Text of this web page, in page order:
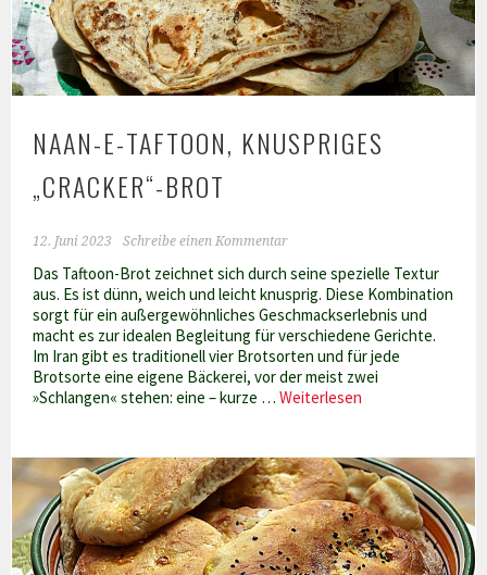
NAAN-E-TAFTOON, KNUSPRIGES
„CRACKER“-BROT
12. Juni 2023 Schreibe einen Kommentar
Das Taftoon-Brot zeichnet sich durch seine spezielle Textur
aus. Es ist dünn, weich und leicht knusprig. Diese Kombination
sorgt für ein außergewöhnliches Geschmackserlebnis und
macht es zur idealen Begleitung für verschiedene Gerichte.
Im Iran gibt es traditionell vier Brotsorten und für jede
Brotsorte eine eigene Bäckerei, vor der meist zwei
»Schlangen« stehen: eine – kurze …Weiterlesen
knuspriges
„Cracker“-
brot